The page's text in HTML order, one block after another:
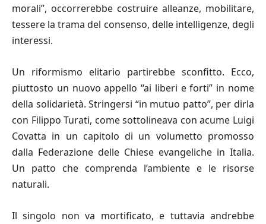
morali”, occorrerebbe costruire alleanze, mobilitare,
tessere la trama del consenso, delle intelligenze, degli
interessi.
Un riformismo elitario partirebbe sconfitto. Ecco,
piuttosto un nuovo appello “ai liberi e forti” in nome
della solidarietà. Stringersi “in mutuo patto”, per dirla
con Filippo Turati, come sottolineava con acume Luigi
Covatta in un capitolo di un volumetto promosso
dalla Federazione delle Chiese evangeliche in Italia.
Un patto che comprenda l’ambiente e le risorse
naturali.
Il singolo non va mortificato, e tuttavia andrebbe